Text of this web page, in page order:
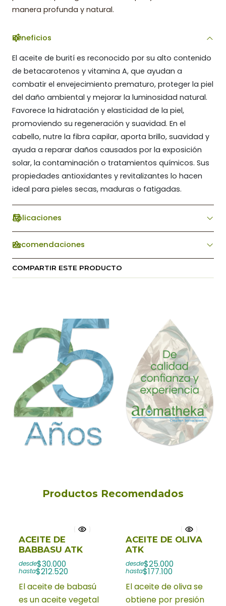
manera profunda y natural.
Beneficios
El aceite de burití es reconocido por su alto contenido
de betacarotenos y vitamina A, que ayudan a
combatir el envejecimiento prematuro, proteger la piel
del daño ambiental y mejorar la luminosidad natural.
Favorece la hidratación y elasticidad de la piel,
promoviendo su regeneración y suavidad. En el
cabello, nutre la fibra capilar, aporta brillo, suavidad y
ayuda a reparar daños causados por la exposición
solar, la contaminación o tratamientos químicos. Sus
propiedades antioxidantes y revitalizantes lo hacen
ideal para pieles secas, maduras o fatigadas.
Aplicaciones
Recomendaciones
COMPARTIR ESTE PRODUCTO
Productos Recomendados
ACEITE DE
BABBASU ATK
desde$30.000
hasta$212.520
El aceite de babasú
es un aceite vegetal
ACEITE DE OLIVA
ATK
desde$25.000
hasta$177.100
El aceite de oliva se
obtiene por presión